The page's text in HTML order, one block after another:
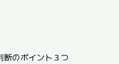
断のポイント３つ